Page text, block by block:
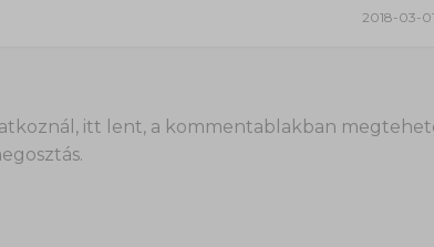
2018-03-01
itt lent, a kommentablakban